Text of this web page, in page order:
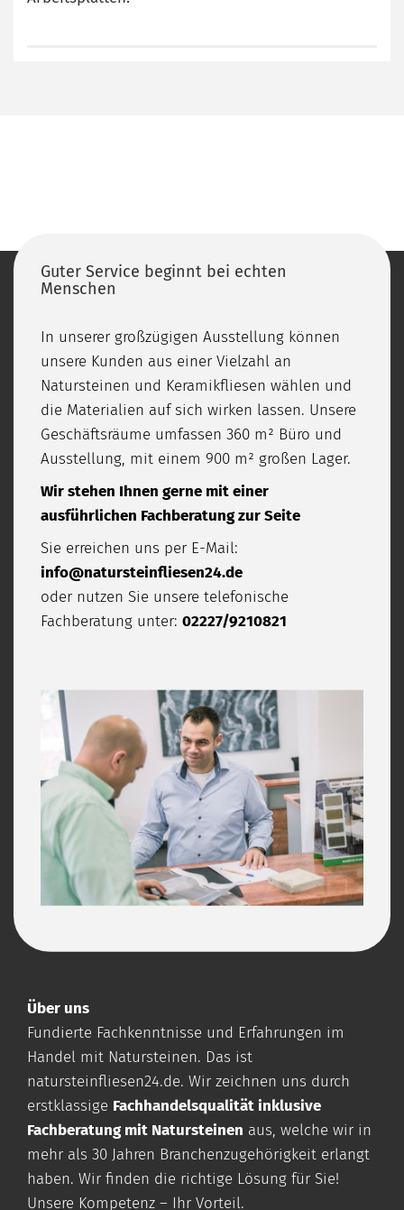
Guter Service beginnt bei echten
Menschen
In unserer großzügigen Ausstellung können
unsere Kunden aus einer Vielzahl an
Natursteinen und Keramikfliesen wählen und
die Materialien auf sich wirken lassen. Unsere
Geschäftsräume umfassen 360 m² Büro und
Ausstellung, mit einem 900 m² großen Lager.
Wir stehen Ihnen gerne mit einer
ausführlichen Fachberatung zur Seite
Sie erreichen uns per E-Mail:
info@natursteinfliesen24.de
oder nutzen Sie unsere telefonische
Fachberatung unter: 02227/9210821
Über uns
Fundierte Fachkenntnisse und Erfahrungen im
Handel mit Natursteinen. Das ist
natursteinfliesen24.de. Wir zeichnen uns durch
erstklassige Fachhandelsqualität inklusive
Fachberatung mit Natursteinen aus, welche wir in
mehr als 30 Jahren Branchenzugehörigkeit erlangt
haben. Wir finden die richtige Lösung für Sie!
Unsere Kompetenz – Ihr Vorteil.